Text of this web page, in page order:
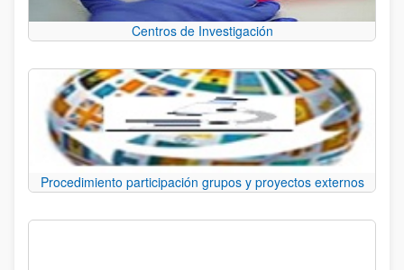
Centros de Investigación
Procedimiento participación grupos y proyectos externos